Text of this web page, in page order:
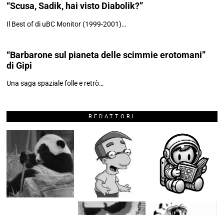
“Scusa, Sadik, hai visto Diabolik?”
Il Best of di uBC Monitor (1999-2001)…
“Barbarone sul pianeta delle scimmie erotomani”
di Gipi
Una saga spaziale folle e retrò…
REDATTORI